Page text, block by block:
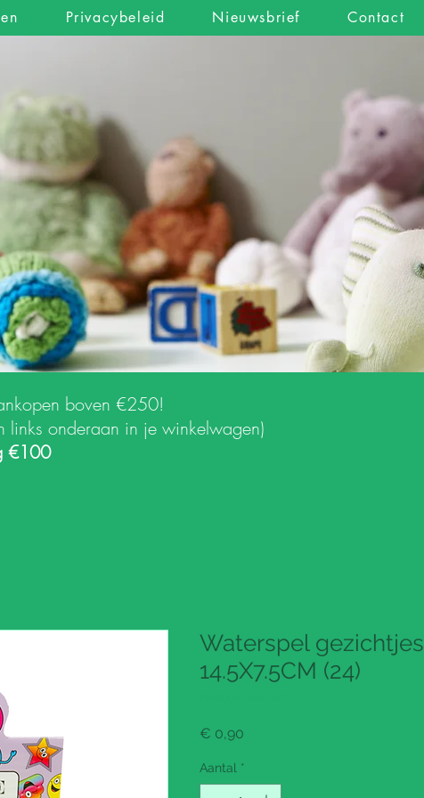
Privacybeleid Nieuwsbrief Contact
boven €250!
links onderaan in je winkelwagen)
€100
Waterspel gezichtjes
14.5X7.5CM (24)
€ 0,90
Aantal *